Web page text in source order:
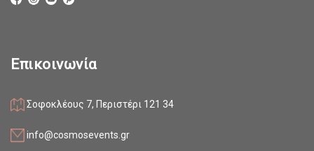
Επικοινωνία
Σοφοκλέους 7, Περιστέρι 121 34
info@cosmosevents.gr